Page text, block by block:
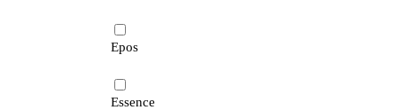
Epos
Essence